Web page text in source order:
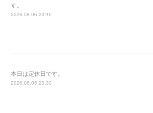
す。
2026.08.06 23:40
本日は定休日です。
2026.08.05 23:30